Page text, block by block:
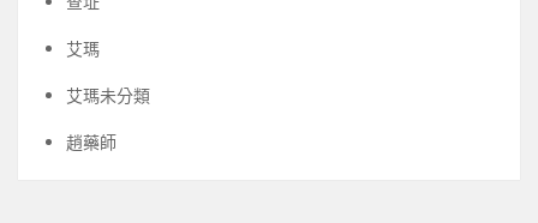
艾瑪
艾瑪未分類
趙藥師